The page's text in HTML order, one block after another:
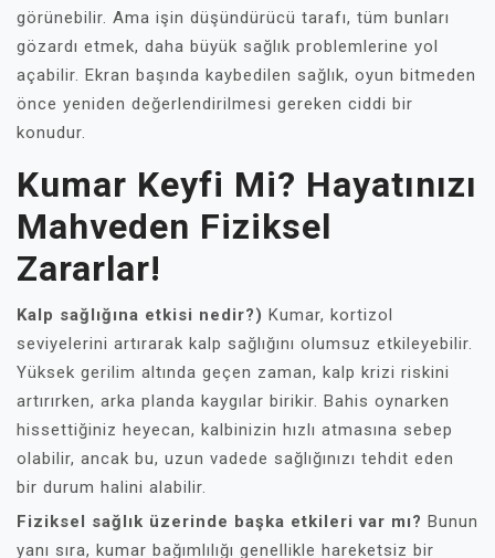
görünebilir. Ama işin düşündürücü tarafı, tüm bunları
gözardı etmek, daha büyük sağlık problemlerine yol
açabilir. Ekran başında kaybedilen sağlık, oyun bitmeden
önce yeniden değerlendirilmesi gereken ciddi bir
konudur.
Kumar Keyfi Mi? Hayatınızı
Mahveden Fiziksel
Zararlar!
Kalp sağlığına etkisi nedir?) Kumar, kortizol
seviyelerini artırarak kalp sağlığını olumsuz etkileyebilir.
Yüksek gerilim altında geçen zaman, kalp krizi riskini
artırırken, arka planda kaygılar birikir. Bahis oynarken
hissettiğiniz heyecan, kalbinizin hızlı atmasına sebep
olabilir, ancak bu, uzun vadede sağlığınızı tehdit eden
bir durum halini alabilir.
Fiziksel sağlık üzerinde başka etkileri var mı? Bunun
yanı sıra, kumar bağımlılığı genellikle hareketsiz bir